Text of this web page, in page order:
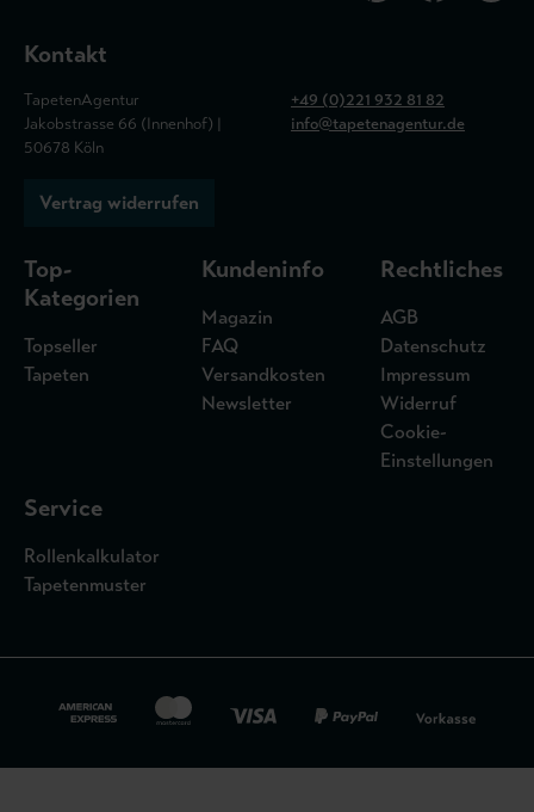
Kontakt
TapetenAgentur
Jakobstrasse 66 (Innenhof) |
50678 Köln
+49 (0)221 932 81 82
info@tapetenagentur.de
Vertrag widerrufen
Top-
Kategorien
Topseller
Tapeten
Kundeninfo
Magazin
FAQ
Versandkosten
Newsletter
Rechtliches
AGB
Datenschutz
Impressum
Widerruf
Cookie-
Einstellungen
Service
Rollenkalkulator
Tapetenmuster